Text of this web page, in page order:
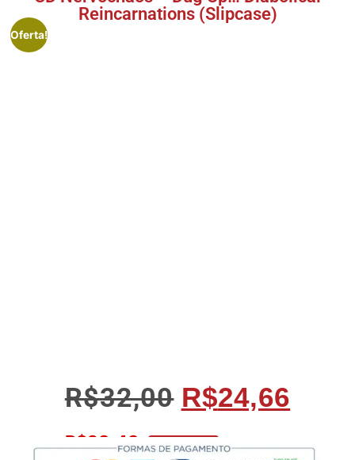
Reincarnations (Slipcase)
Oferta!
R$32,00 R$24,66
R$23,43 No Pix 5% OFF